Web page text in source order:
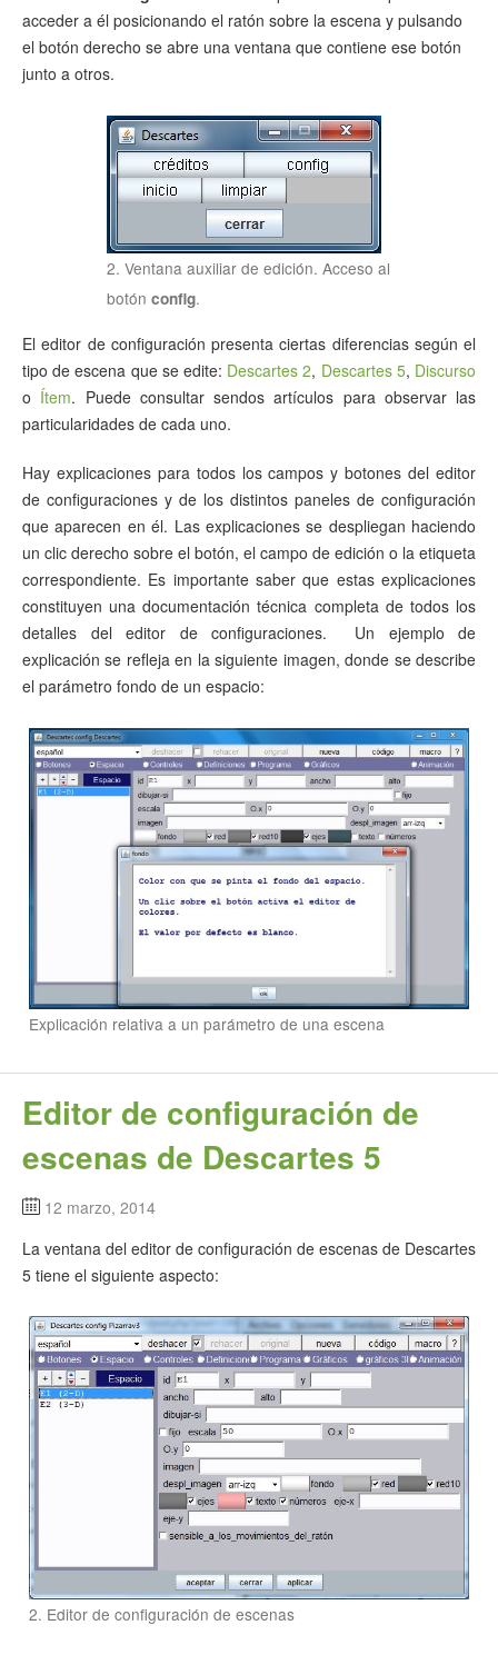
acceder a él posicionando el ratón sobre la escena y pulsando
el botón derecho se abre una ventana que contiene ese botón
junto a otros.
2. Ventana auxiliar de edición. Acceso al
botón config.
El editor de configuración presenta ciertas diferencias según el
tipo de escena que se edite: Descartes 2, Descartes 5, Discurso
o Ítem. Puede consultar sendos artículos para observar las
particularidades de cada uno.
Hay explicaciones para todos los campos y botones del editor
de configuraciones y de los distintos paneles de configuración
que aparecen en él. Las explicaciones se despliegan haciendo
un clic derecho sobre el botón, el campo de edición o la etiqueta
correspondiente. Es importante saber que estas explicaciones
constituyen una documentación técnica completa de todos los
detalles del editor de configuraciones. Un ejemplo de
explicación se refleja en la siguiente imagen, donde se describe
el parámetro fondo de un espacio:
Explicación relativa a un parámetro de una escena
Editor de configuración de
escenas de Descartes 5
12 marzo, 2014
La ventana del editor de configuración de escenas de Descartes
5 tiene el siguiente aspecto:
2. Editor de configuración de escenas